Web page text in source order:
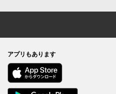
アプリもあります